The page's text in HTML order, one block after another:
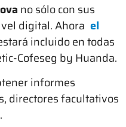
no sólo con sus
digital. Ahora el
incluido en todas
Cofeseg by Huanda.
informes
directores facultativos